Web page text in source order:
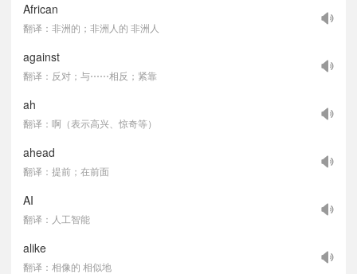
African
翻译：非洲的；非洲人的 非洲人
against
翻译：反对；与⋯⋯相反；紧靠
ah
翻译：啊（表示高兴、惊奇等）
ahead
翻译：提前；在前面
AI
翻译：人工智能
alike
翻译：相像的 相似地